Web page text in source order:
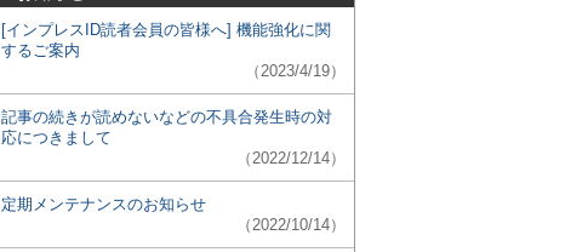
[インプレスID読者会員の皆様へ] 機能強化に関
するご案内
（2023/4/19）
記事の続きが読めないなどの不具合発生時の対
応につきまして
（2022/12/14）
定期メンテナンスのお知らせ
（2022/10/14）